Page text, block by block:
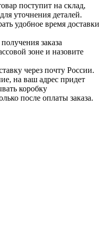
поступит на склад,
уточнения деталей.
удобное время доставки
заказа
зоне и назовите
через почту России.
на ваш адрес придет
коробку
после оплаты заказа.